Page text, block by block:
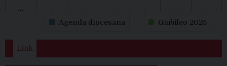
31
Agenda diocesana Giubileo 2025
Link